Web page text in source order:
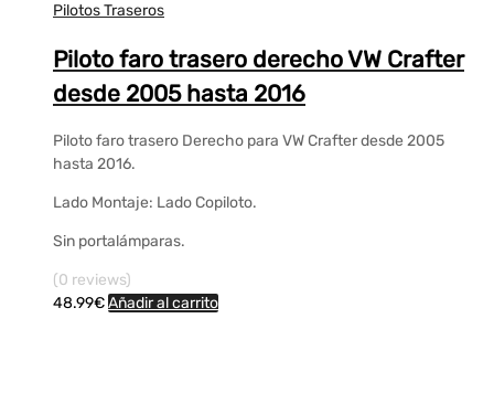
Pilotos Traseros
Piloto faro trasero derecho VW Crafter
desde 2005 hasta 2016
Piloto faro trasero Derecho para VW Crafter desde 2005
hasta 2016.
Lado Montaje: Lado Copiloto.
Sin portalámparas.
(0 reviews)
48.99€Añadir al carrito